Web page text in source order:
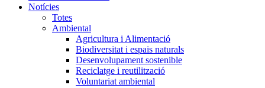
Navegació
principal
Notícies
Totes
Ambiental
Agricultura i Alimentació
Biodiversitat i espais naturals
Desenvolupament sostenible
Reciclatge i reutilització
Voluntariat ambiental